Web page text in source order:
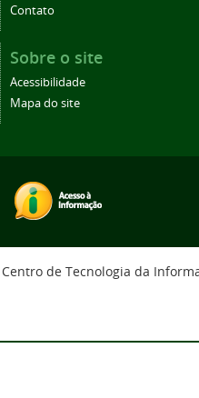
Contato
Sobre o site
Acessibilidade
Mapa do site
Centro de Tecnologia da